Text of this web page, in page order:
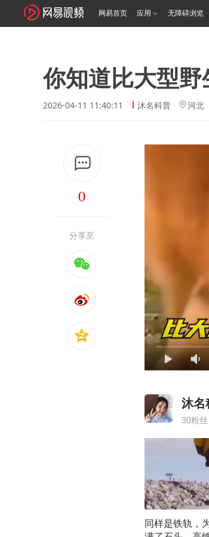
网易首页 应用 无障碍浏览
你知道比大型
2026-04-11 11:40:11 沐名科普 河北
0
分享至
沐名
30粉丝
同样是铁轨，